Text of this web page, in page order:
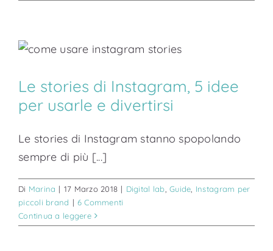
Le stories di Instagram, 5 idee
per usarle e divertirsi
Le stories di Instagram stanno spopolando
sempre di più [...]
Di Marina | 17 Marzo 2018 | Digital lab ,Guide Instagram per
piccoli brand | 6 Commenti
Continua a leggere